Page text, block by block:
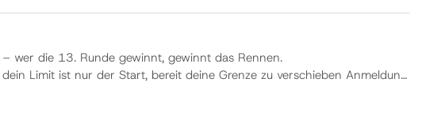
wer die 13. Runde gewinnt, gewinnt das Rennen.
Limit ist nur der Start, bereit deine Grenze zu verschieben Anmeldung